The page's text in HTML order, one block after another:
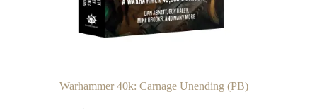
Warhammer 40k: Carnage Unending (PB)